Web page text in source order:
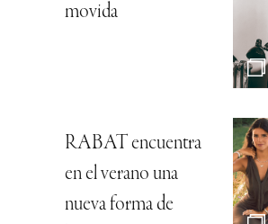
movida
RABAT encuentra
en el verano una
nueva forma de